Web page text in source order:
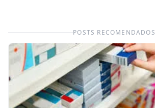
POSTS RECOMENDADOS